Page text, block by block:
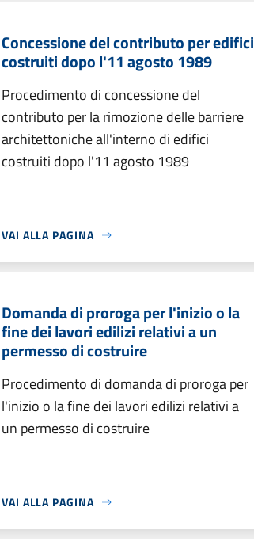
Concessione del contributo per edifici
costruiti dopo l'11 agosto 1989
Procedimento di concessione del
contributo per la rimozione delle barriere
architettoniche all'interno di edifici
costruiti dopo l'11 agosto 1989
VAI ALLA PAGINA
Domanda di proroga per l'inizio o la
fine dei lavori edilizi relativi a un
permesso di costruire
Procedimento di domanda di proroga per
l'inizio o la fine dei lavori edilizi relativi a
un permesso di costruire
VAI ALLA PAGINA